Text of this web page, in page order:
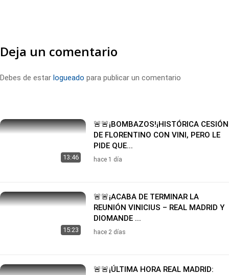
Deja un comentario
Debes de estar logueado para publicar un comentario
13:46
🚨🚨¡BOMBAZOS!¡HISTÓRICA CESIÓN
DE FLORENTINO CON VINI, PERO LE
PIDE QUE...
hace 1 día
15:23
🚨🚨¡ACABA DE TERMINAR LA
REUNIÓN VINICIUS – REAL MADRID Y
DIOMANDE ...
hace 2 días
🚨🚨¡ÚLTIMA HORA REAL MADRID: